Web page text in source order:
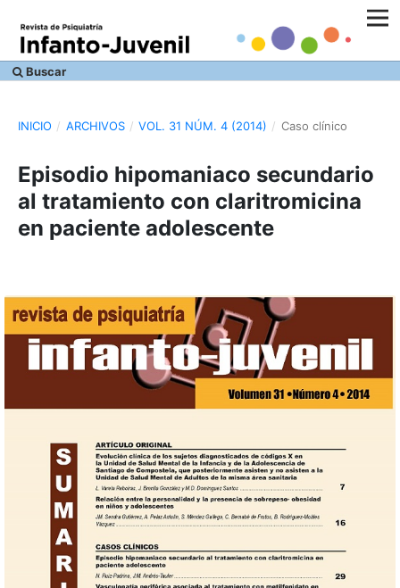
Buscar
INICIO / ARCHIVOS / VOL. 31 NÚM. 4 (2014) / Caso clínico
Episodio hipomaniaco secundario
al tratamiento con claritromicina
en paciente adolescente